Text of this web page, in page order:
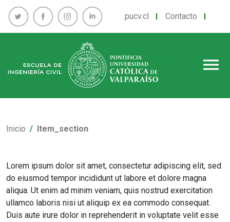
pucv.cl Contacto
menu
Inicio Item_section
Lorem ipsum dolor sit amet, consectetur adipiscing elit, sed
do eiusmod tempor incididunt ut labore et dolore magna
aliqua. Ut enim ad minim veniam, quis nostrud exercitation
ullamco laboris nisi ut aliquip ex ea commodo consequat.
Duis aute irure dolor in reprehenderit in voluptate velit esse